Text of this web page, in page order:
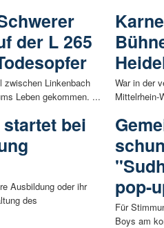
der L 265
zwischen Linkenbach
Leben gekommen. ...
bei
Ausbildung oder ihr
des
War in der
Mittelrhein-
pop-
Für
Boys am